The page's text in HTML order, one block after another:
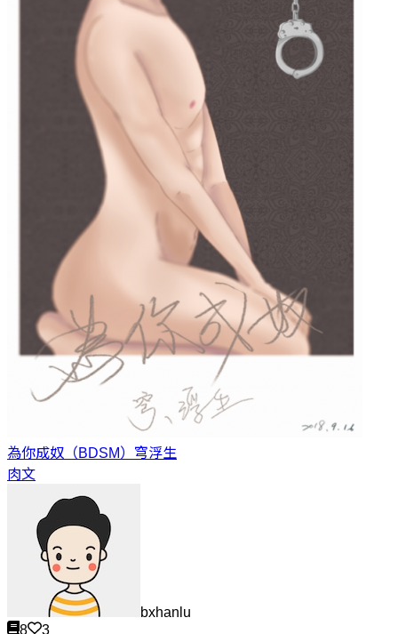
為你成奴（BDSM） 穹浮生
肉文
bxhanlu
8
3